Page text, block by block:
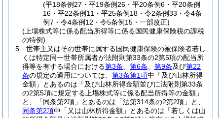
(平18条例27・平19条例26・平20条例6・平20条例
16・平22条例11・平25条例18・令2条例33・令4条
例7・令4条例12・令5条例15・一部改正)
(上場株式等に係る配当所得等に係る国民健康保険税の課税
の特例)
5
世帯主又はその世帯に属する国民健康保険の被保険者若し
くは特定同一世帯所属者が法附則第33条の2第5項の配当所
得等を有する場合における第3条 第6条 第9条及び第22
条の規定の適用については、 第3条第1項中「及び山林所得
金額」とあるのは「及び山林所得金額並びに法附則第33条
の2第5項に規定する上場株式等に係る配当所得等の金額」
と、「同条第2項」とあるのは「法第314条の2第2項」と、
同条第2項中「又は山林所得金額」とあるのは「若しくは山